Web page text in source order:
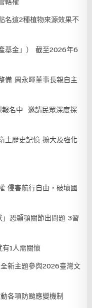
名這2種植物來源效果不
基金」） 截至2026年6
備 周永暉董事長親自主
報名中 邀請民眾深度探
土歷史記憶 擴大及強化
侵害航行自由，破壞國
恐顳顎關節出問題 3習
1人需關懷
新主題參與2026臺灣文
各項防颱應變機制